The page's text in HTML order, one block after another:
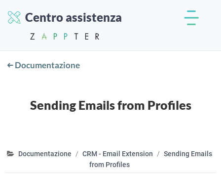
Centro assistenza
Documentazione
Sending Emails from Profiles
Documentazione CRM - Email Extension
Sending Emails
from Profiles